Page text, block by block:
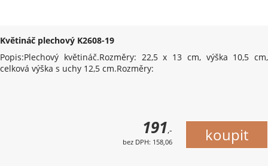
Květináč plechový K2608-19
Popis:Plechový květináč.Rozměry: 22,5 x 13 cm, výška 10,5 cm,
celková výška s uchy 12,5 cm.Rozměry:
191,-
bez DPH: 158,06